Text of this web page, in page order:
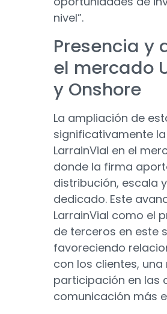
nivel”.
Presencia y
el mercado
y Onshore
La ampliación de
significativamente
LarrainVial en el
donde la firma
distribución, escala
dedicado. Este
LarrainVial como el
de terceros en este
favoreciendo
con los clientes, una
participación en las
comunicación más